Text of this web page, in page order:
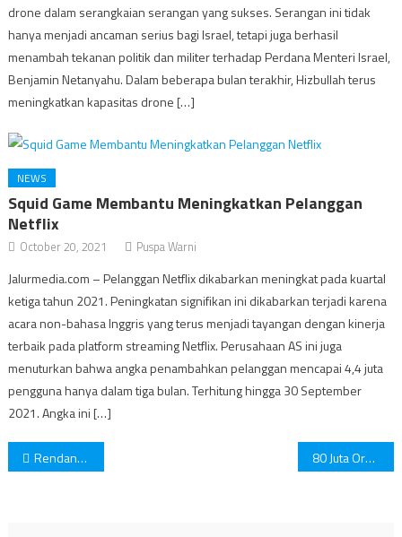
drone dalam serangkaian serangan yang sukses. Serangan ini tidak
hanya menjadi ancaman serius bagi Israel, tetapi juga berhasil
menambah tekanan politik dan militer terhadap Perdana Menteri Israel,
Benjamin Netanyahu. Dalam beberapa bulan terakhir, Hizbullah terus
meningkatkan kapasitas drone […]
NEWS
Squid Game Membantu Meningkatkan Pelanggan
Netflix
October 20, 2021 Puspa Warni
Jalurmedia.com – Pelanggan Netflix dikabarkan meningkat pada kuartal
ketiga tahun 2021. Peningkatan signifikan ini dikabarkan terjadi karena
acara non-bahasa Inggris yang terus menjadi tayangan dengan kinerja
terbaik pada platform streaming Netflix. Perusahaan AS ini juga
menuturkan bahwa angka penambahkan pelanggan mencapai 4,4 juta
pengguna hanya dalam tiga bulan. Terhitung hingga 30 September
2021. Angka ini […]
Post
Rendang Goes To Europe, Ajang Representatif Masyarakat Minang! 80 Juta Orang Siap Mudik Tahun Ini, Bagaimana Kesiapan Pemerintah?